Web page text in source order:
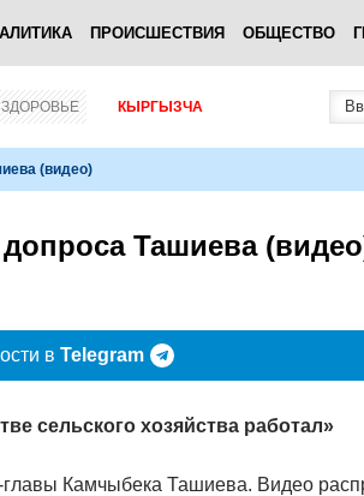
ПРОИСШЕСТВИЯ ОБЩЕСТВО
КЫРГЫЗЧА
(видео)
Ташиева
в Telegram
сельского хозяйства работал»
главы Камчыбека Ташиева. Видео